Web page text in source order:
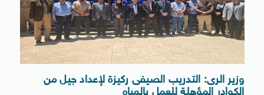
وزير الرى: التدريب الصيفى ركيزة لإعداد جيل من